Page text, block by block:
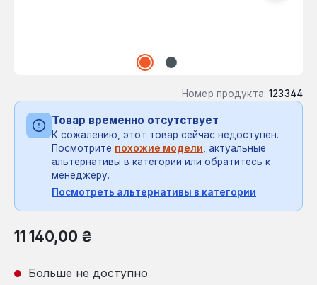
Номер продукта: 123344
Товар временно отсутствует
К сожалению, этот товар сейчас недоступен.
Посмотрите похожие модели, актуальные
альтернативы в категории или обратитесь к
менеджеру.
Посмотреть альтернативы в категории
Обычная цена:
11 140,00 ₴
Больше не доступно